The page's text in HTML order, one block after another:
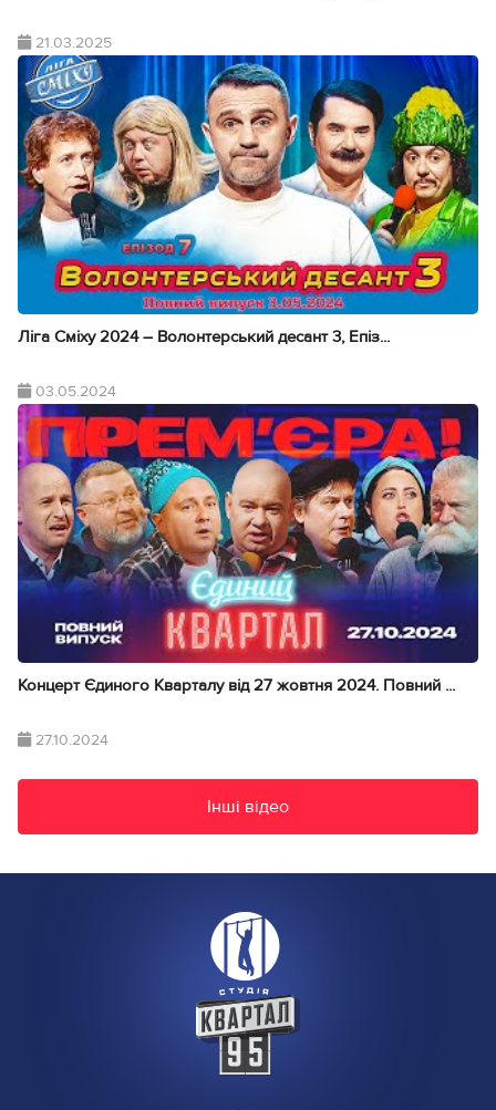
21.03.2025
Ліга Сміху 2024 – Волонтерський десант 3, Епіз...
03.05.2024
Концерт Єдиного Кварталу від 27 жовтня 2024. Повний ...
27.10.2024
Інші відео